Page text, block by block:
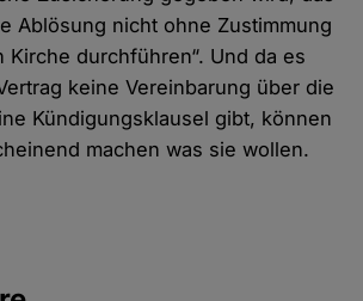
Ablösung nicht ohne Zustimmung
Kirche durchführen“. Und da es
keine Vereinbarung über die
Kündigungsklausel gibt, können
machen was sie wollen.